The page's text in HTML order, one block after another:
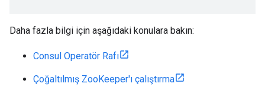
Daha fazla bilgi için aşağıdaki konulara bakın:
Consul Operatör Rafı
Çoğaltılmış ZooKeeper'ı çalıştırma